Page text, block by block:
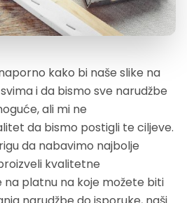
kako bi naše slike na
i da bismo sve narudžbe
ali mi ne
da bismo postigli te ciljeve.
da nabavimo najbolje
kvalitetne
na platnu na koje možete biti